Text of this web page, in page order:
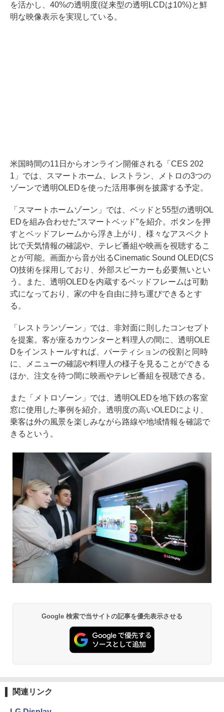
を活かし、40%の透明度(従来型の透明LCDは10%)と鮮
明な映像表示を実現している。
米国時間の11日からオンライン開催される「CES 202
1」では、スマートホーム、レストラン、メトロの3つの
ゾーンで透明OLEDを使った活用事例を披露する予定。
「スマートホームゾーン」では、ベッドと55型の透明OL
EDを組み合わせた“スマートベッド”を紹介。ボタンを押
すとベッドフレームから浮き上がり、様々なアスペクト
比で天気情報の確認や、テレビ番組や映画を視聴するこ
とが可能。画面から音が出るCinematic Sound OLED(CS
O)技術を採用しており、外部スピーカーも必要無いとい
う。また、透明OLEDを内蔵するベッドフレームは可動
式になっており、家の中を自由に持ち運びできるとす
る。
「レストランゾーン」では、非対面に則したコンセプト
を提案。客が座るカウンターと料理人の間に、透明OLE
Dをインストールすれば、パーティションの役割と同時
に、メニューの確認や料理人の様子を見ることができる
ほか、注文を待つ間に映画やテレビ番組を視聴できる。
また「メトロゾーン」では、透明OLEDを地下鉄の客室
窓に使用した事例を紹介。透明度の高いOLEDにより、
乗客は外の風景を楽しみながら路線や地域情報を確認で
きるという。
Google 検索で当サイトの記事を優先表示させる
関連リンク